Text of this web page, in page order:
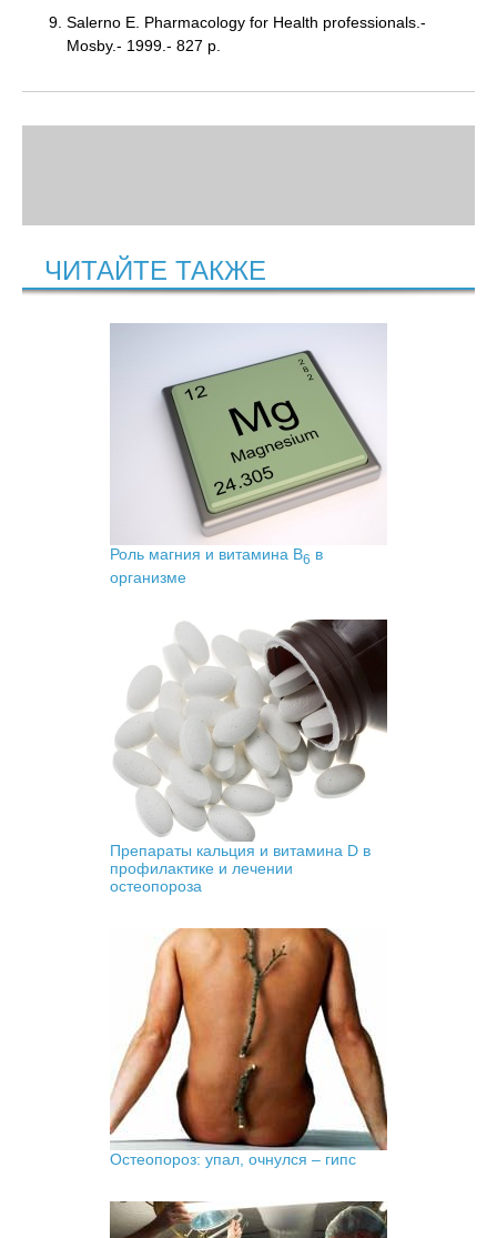
Salerno E. Pharmacology for Health professionals.-
Mosby.- 1999.- 827 p.
ЧИТАЙТЕ ТАКЖЕ
Роль магния и витамина В6 в
организме
Препараты кальция и витамина D в
профилактике и лечении
остеопороза
Остеопороз: упал, очнулся – гипс